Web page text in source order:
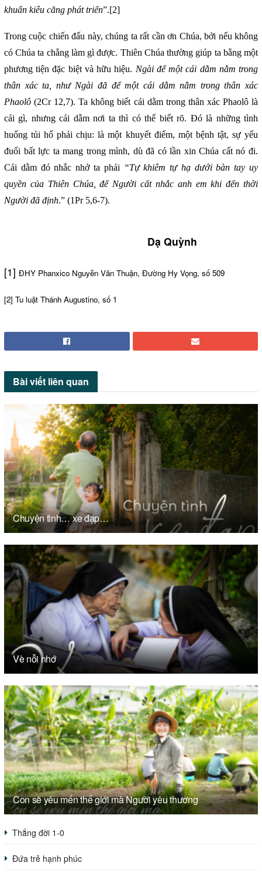
khuẩn kiêu căng phát triển”.[2]
Trong cuộc chiến đấu này, chúng ta rất cần ơn Chúa, bởi nếu không
có Chúa ta chẳng làm gì được. Thiên Chúa thường giúp ta bằng một
phương tiện đặc biệt và hữu hiệu. Ngài để một cái dằm nằm trong
thân xác ta, như Ngài đã để một cái dằm nằm trong thân xác
Phaolô (2Cr 12,7). Ta không biết cái dằm trong thân xác Phaolô là
cái gì, nhưng cái dằm nơi ta thì có thể biết rõ. Đó là những tình
huống tủi hổ phải chịu: là một khuyết điểm, một bệnh tật, sự yếu
đuối bất lực ta mang trong mình, dù đã có lần xin Chúa cất nó đi.
Cái dằm đó nhắc nhở ta phải “Tự khiêm tự hạ dưới bàn tay uy
quyền của Thiên Chúa, để Người cất nhắc anh em khi đến thời
Người đã định.” (1Pr 5,6-7).
Dạ Quỳnh
[1] ĐHY Phanxico Nguyễn Văn Thuận, Đường Hy Vọng, số 509
[2] Tu luật Thánh Augustino, số 1
Bài viết liên quan
Chuyện tình… xe đạp…
Vè nỗi nhớ
Con sẽ yêu mến thế giới mà Người yêu thương
Thắng đời 1-0
Đứa trẻ hạnh phúc